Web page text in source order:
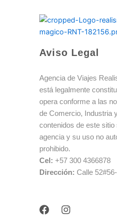
Aviso Legal
Agencia de Viajes
está legalmente
opera conforme a las
de Comercio, Industria
contenidos de este sitio
agencia y su uso no
prohibido.
Cel: +57 300 4366878
Dirección: Calle
F
a
I
n